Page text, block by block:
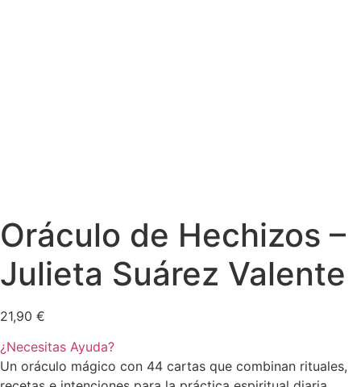
Oráculo de Hechizos –
Julieta Suárez Valente
21,90 €
¿Necesitas Ayuda?
Un oráculo mágico con 44 cartas que combinan rituales,